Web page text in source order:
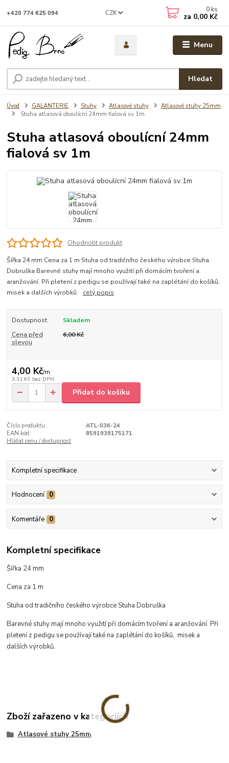
Menu
CZK
Hledat
+420 774 625 094 0 ks
za 0,00 Kč
Úvod GALANTERIE Stuhy Atlasové stuhy
Atlasové stuhy 25mm
Stuha atlasová oboulícní 24mm fialová sv 1m
Stuha atlasová oboulícní 24mm
fialová sv 1m
Ohodnotit produkt
Šířka 24 mm Cena za 1 m Stuha od tradičního českého výrobce Stuha
Dobruška Barevné stuhy mají mnoho využití při domácím tvoření a
aranžování. Při pletení z pedigu se používají také na zaplétání do košíků,
misek a dalších výrobků. celý popis
Dostupnost
Skladem
Cena před
slevou
6,00 Kč
4,00 Kč/m
3,31 Kč bez DPH
Přidat do košíku
Číslo produktu:
ATL-036-24
EAN kód:
8591939175171
Hlídat cenu / dostupnost
Kompletní specifikace
Hodnocení 0
Komentáře 0
Kompletní specifikace
Šířka 24 mm
Cena za 1 m
Stuha od tradičního českého výrobce Stuha Dobruška
Barevné stuhy mají mnoho využití při domácím tvoření a aranžování. Při
pletení z pedigu se používají také na zaplétání do košíků, misek a
dalších výrobků.
Zboží zařazeno v kategoriích
Atlasové stuhy 25mm